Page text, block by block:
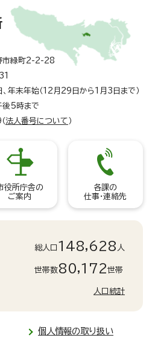
緑町2-2-28
、年末年始（12月29日から1月3日まで）
後5時まで
法人番号について ）
役所庁舎の
ご案内
各課の
仕事・連絡先
総人口 148,628 人
世帯数80,172世帯
人口統計
個人情報の取り扱い